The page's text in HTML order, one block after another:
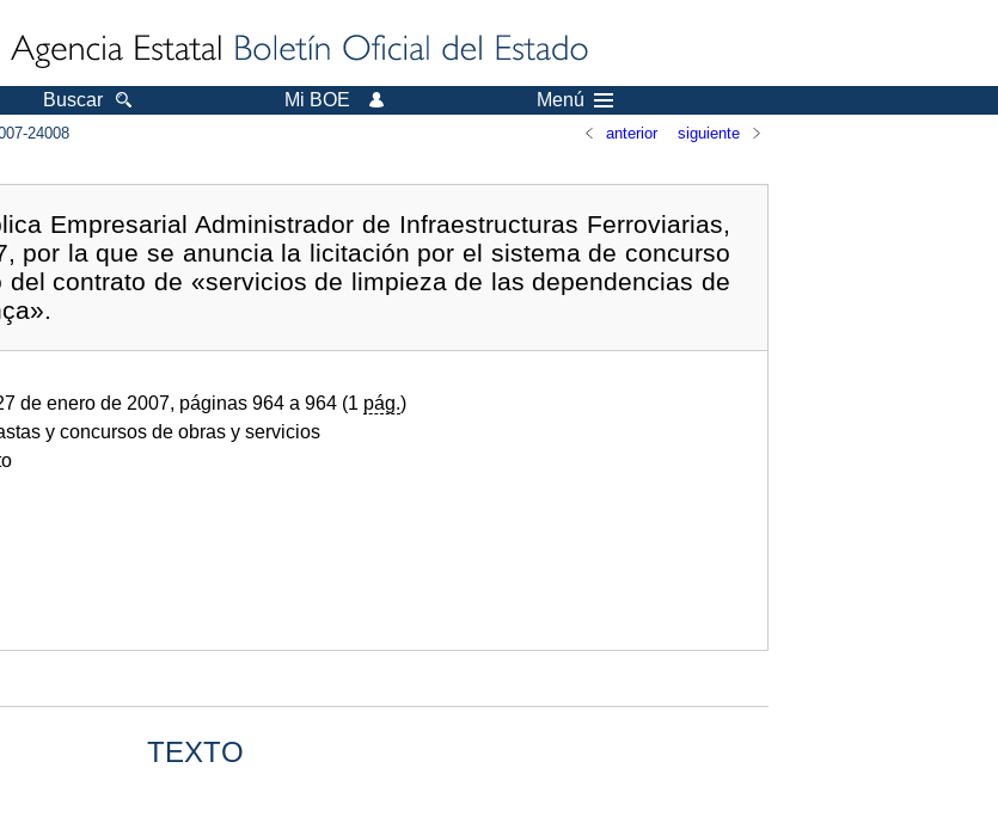
Buscar Mi BOE Menú
24008 anterior siguiente
Empresarial Administrador de Infraestructuras Ferroviarias,
por la que se anuncia la licitación por el sistema de concurso
contrato de «servicios de limpieza de las dependencias de
de enero de 2007, páginas 964 a 964 (1 pág.)
y concursos de obras y servicios
TEXTO